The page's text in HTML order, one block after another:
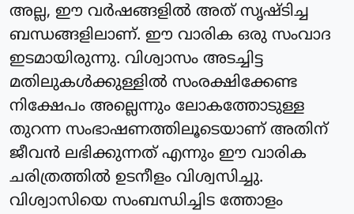
അല്ല, ഈ വർഷങ്ങളിൽ അത് സൃഷ്ടിച്ച
ബന്ധങ്ങളിലാണ്. ഈ വാരിക ഒരു സംവാദ
ഇടമായിരുന്നു. വിശ്വാസം അടച്ചിട്ട
മതിലുകൾക്കുള്ളിൽ സംരക്ഷിക്കേണ്ട
നിക്ഷേപം അല്ലെന്നും ലോകത്തോടുള്ള
തുറന്ന സംഭാഷണത്തിലൂടെയാണ് അതിന്
ജീവൻ ലഭിക്കുന്നത് എന്നും ഈ വാരിക
ചരിത്രത്തിൽ ഉടനീളം വിശ്വസിച്ചു.
വിശ്വാസിയെ സംബന്ധിച്ചിട ത്തോളം